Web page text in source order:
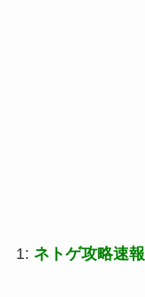
1: ネトゲ攻略速報